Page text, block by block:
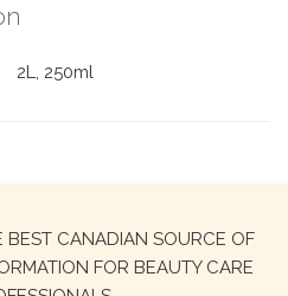
2L, 250ml
BEST CANADIAN SOURCE OF
FOR BEAUTY CARE